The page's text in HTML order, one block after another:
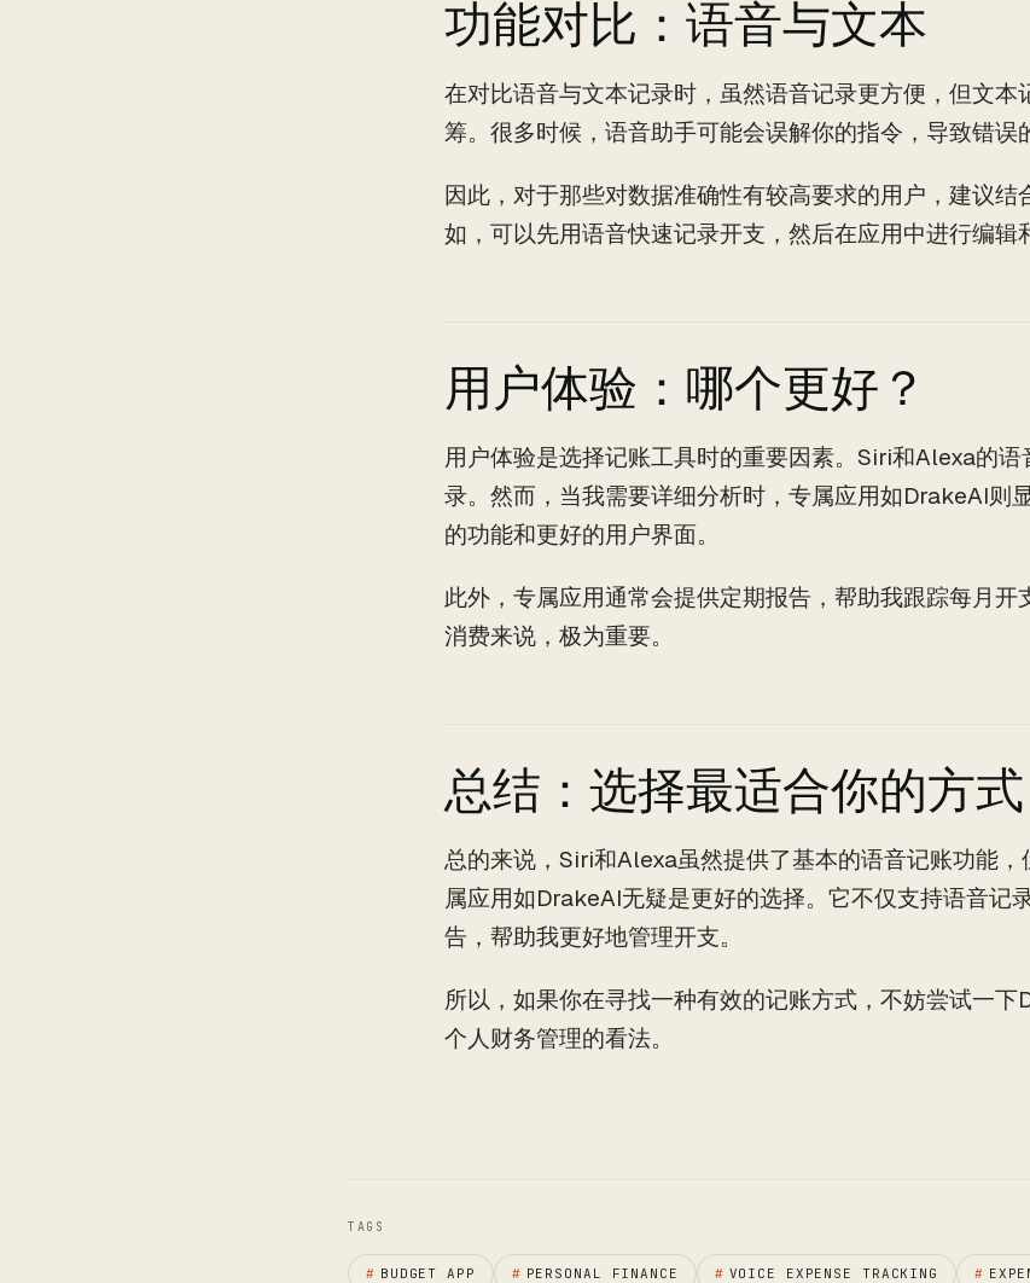
功能对比：语音与文本
在对比语音与文本记录时，虽然语音记录更方便，但文本
筹。很多时候，语音助手可能会误解你的指令，导致错误
因此，对于那些对数据准确性有较高要求的用户，建议结
如，可以先用语音快速记录开支，然后在应用中进行编辑
用户体验：哪个更好？
用户体验是选择记账工具时的重要因素。Siri和Alexa的
录。然而，当我需要详细分析时，专属应用如DrakeAI则
的功能和更好的用户界面。
此外，专属应用通常会提供定期报告，帮助我跟踪每月开
消费来说，极为重要。
总结：选择最适合你的方式
总的来说，Siri和Alexa虽然提供了基本的语音记账功能
属应用如DrakeAI无疑是更好的选择。它不仅支持语音记
告，帮助我更好地管理开支。
所以，如果你在寻找一种有效的记账方式，不妨尝试一
个人财务管理的看法。
TAGS
# BUDGET APP # PERSONAL FINANCE # VOICE EXPENSE TRACKING #